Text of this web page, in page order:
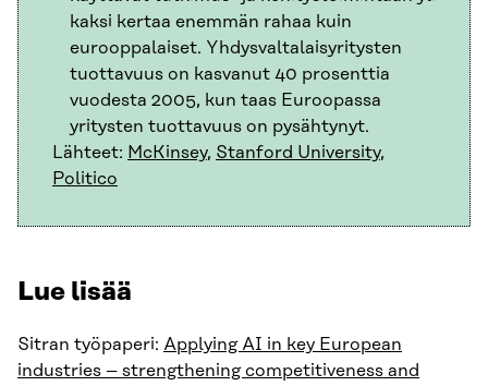
kaksi kertaa enemmän rahaa kuin
eurooppalaiset. Yhdysvaltalaisyritysten
tuottavuus on kasvanut 40 prosenttia
vuodesta 2005, kun taas Euroopassa
yritysten tuottavuus on pysähtynyt.
Lähteet: McKinsey, Stanford University,
Politico
Lue lisää
Sitran työpaperi: Applying AI in key European
industries – strengthening competitiveness and